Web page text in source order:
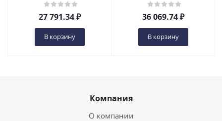
27 791.34₽
В корзину
36 069.74₽
В корзину
Компания
О компании